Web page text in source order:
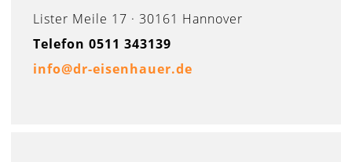
Lister Meile 17 · 30161 Hannover
Telefon 0511 343139
info@dr-eisenhauer.de